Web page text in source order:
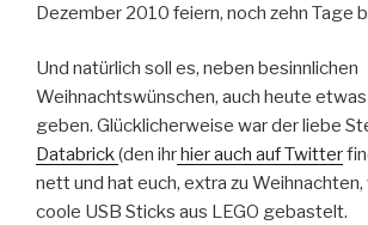
Dezember 2010 feiern, noch zehn Tage
Und natürlich soll es, neben besinnlichen
Weihnachtswünschen, auch heute
geben. Glücklicherweise war der liebe
Databrick(den ihrhier auch auf Twitter
nett und hat euch, extra zu
coole USB Sticks aus LEGO gebastelt.